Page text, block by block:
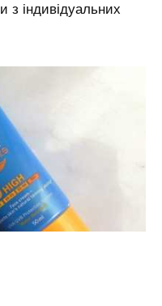
з індивідуальних